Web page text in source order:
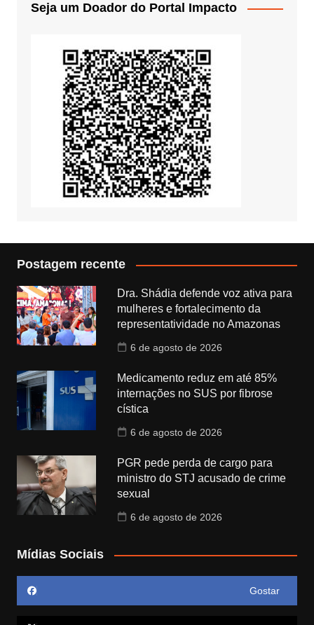
Seja um Doador do Portal Impacto
Postagem recente
Dra. Shádia defende voz ativa para
mulheres e fortalecimento da
representatividade no Amazonas
6 de agosto de 2026
Medicamento reduz em até 85%
internações no SUS por fibrose
cística
6 de agosto de 2026
PGR pede perda de cargo para
ministro do STJ acusado de crime
sexual
6 de agosto de 2026
Mídias Sociais
Gostar